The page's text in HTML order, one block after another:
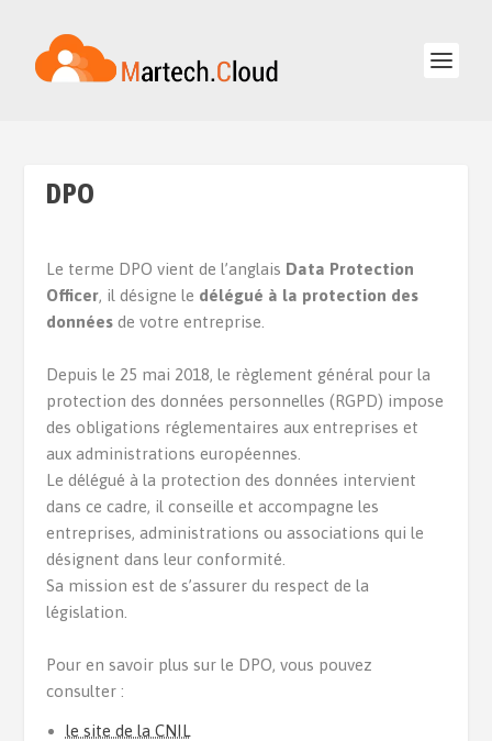
DPO
Le terme DPO vient de l’anglais Data Protection
Officer, il désigne le délégué à la protection des
données de votre entreprise.
Depuis le 25 mai 2018, le règlement général pour la
protection des données personnelles (RGPD) impose
des obligations réglementaires aux entreprises et
aux administrations européennes.
Le délégué à la protection des données intervient
dans ce cadre, il conseille et accompagne les
entreprises, administrations ou associations qui le
désignent dans leur conformité.
Sa mission est de s’assurer du respect de la
législation.
Pour en savoir plus sur le DPO, vous pouvez
consulter :
le site de la CNIL